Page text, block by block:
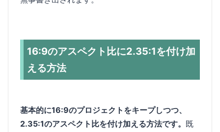
16:9のアスペクト比に2.35:1を付け加
える方法
基本的に16:9のプロジェクトをキープしつつ、
2.35:1のアスペクト比を付け加える方法です。 既